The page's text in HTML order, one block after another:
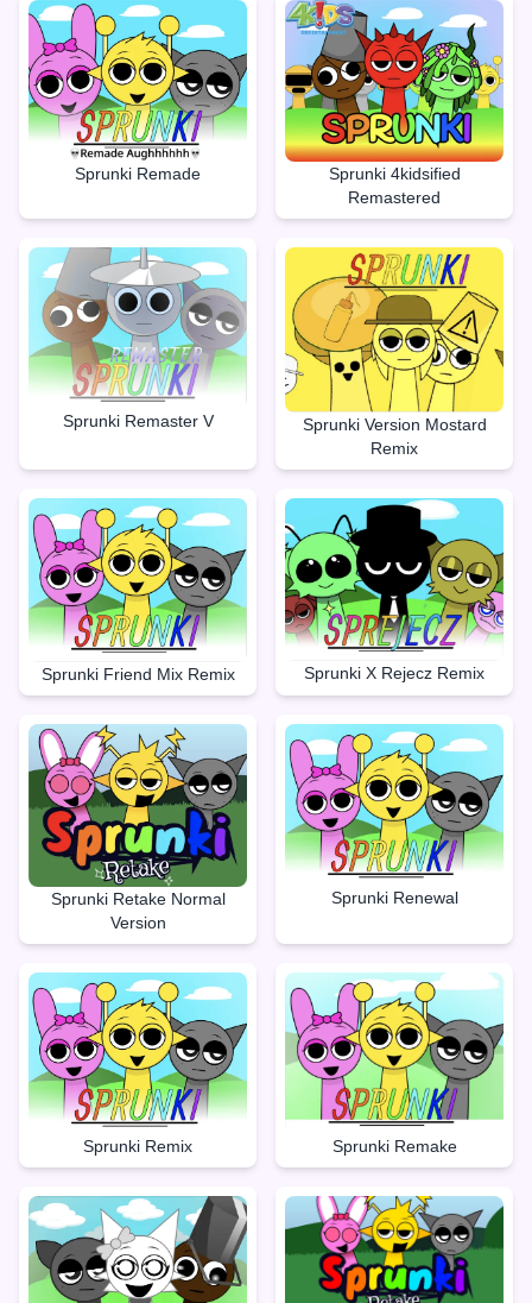
Sprunki Remade
Sprunki 4kidsified
Remastered
Sprunki Remaster V
Sprunki Version Mostard
Remix
Sprunki Friend Mix Remix Sprunki X Rejecz Remix
Sprunki Retake Normal
Version
Sprunki Renewal
Sprunki Remix Sprunki Remake